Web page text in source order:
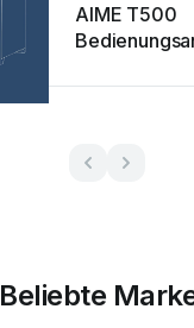
AIME T500
Beliebte